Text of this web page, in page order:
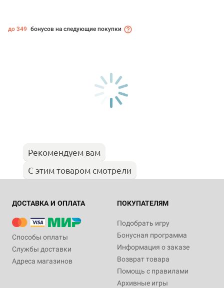
до 349 бонусов на следующие покупки
Рекомендуем вам
С этим товаром смотрели
ДОСТАВКА И ОПЛАТА
Способы оплаты
Службы доставки
Адреса магазинов
ПОКУПАТЕЛЯМ
Подобрать игру
Бонусная программа
Информация о заказе
Возврат товара
Помощь с правилами
Архивные игры